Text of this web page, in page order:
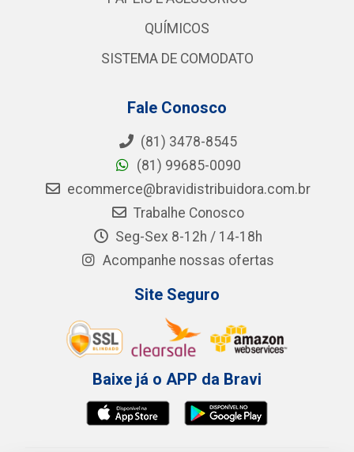
QUÍMICOS
SISTEMA DE COMODATO
Fale Conosco
(81) 3478-8545
(81) 99685-0090
ecommerce@bravidistribuidora.com.br
Trabalhe Conosco
Seg-Sex 8-12h / 14-18h
Acompanhe nossas ofertas
Site Seguro
Baixe já o APP da Bravi